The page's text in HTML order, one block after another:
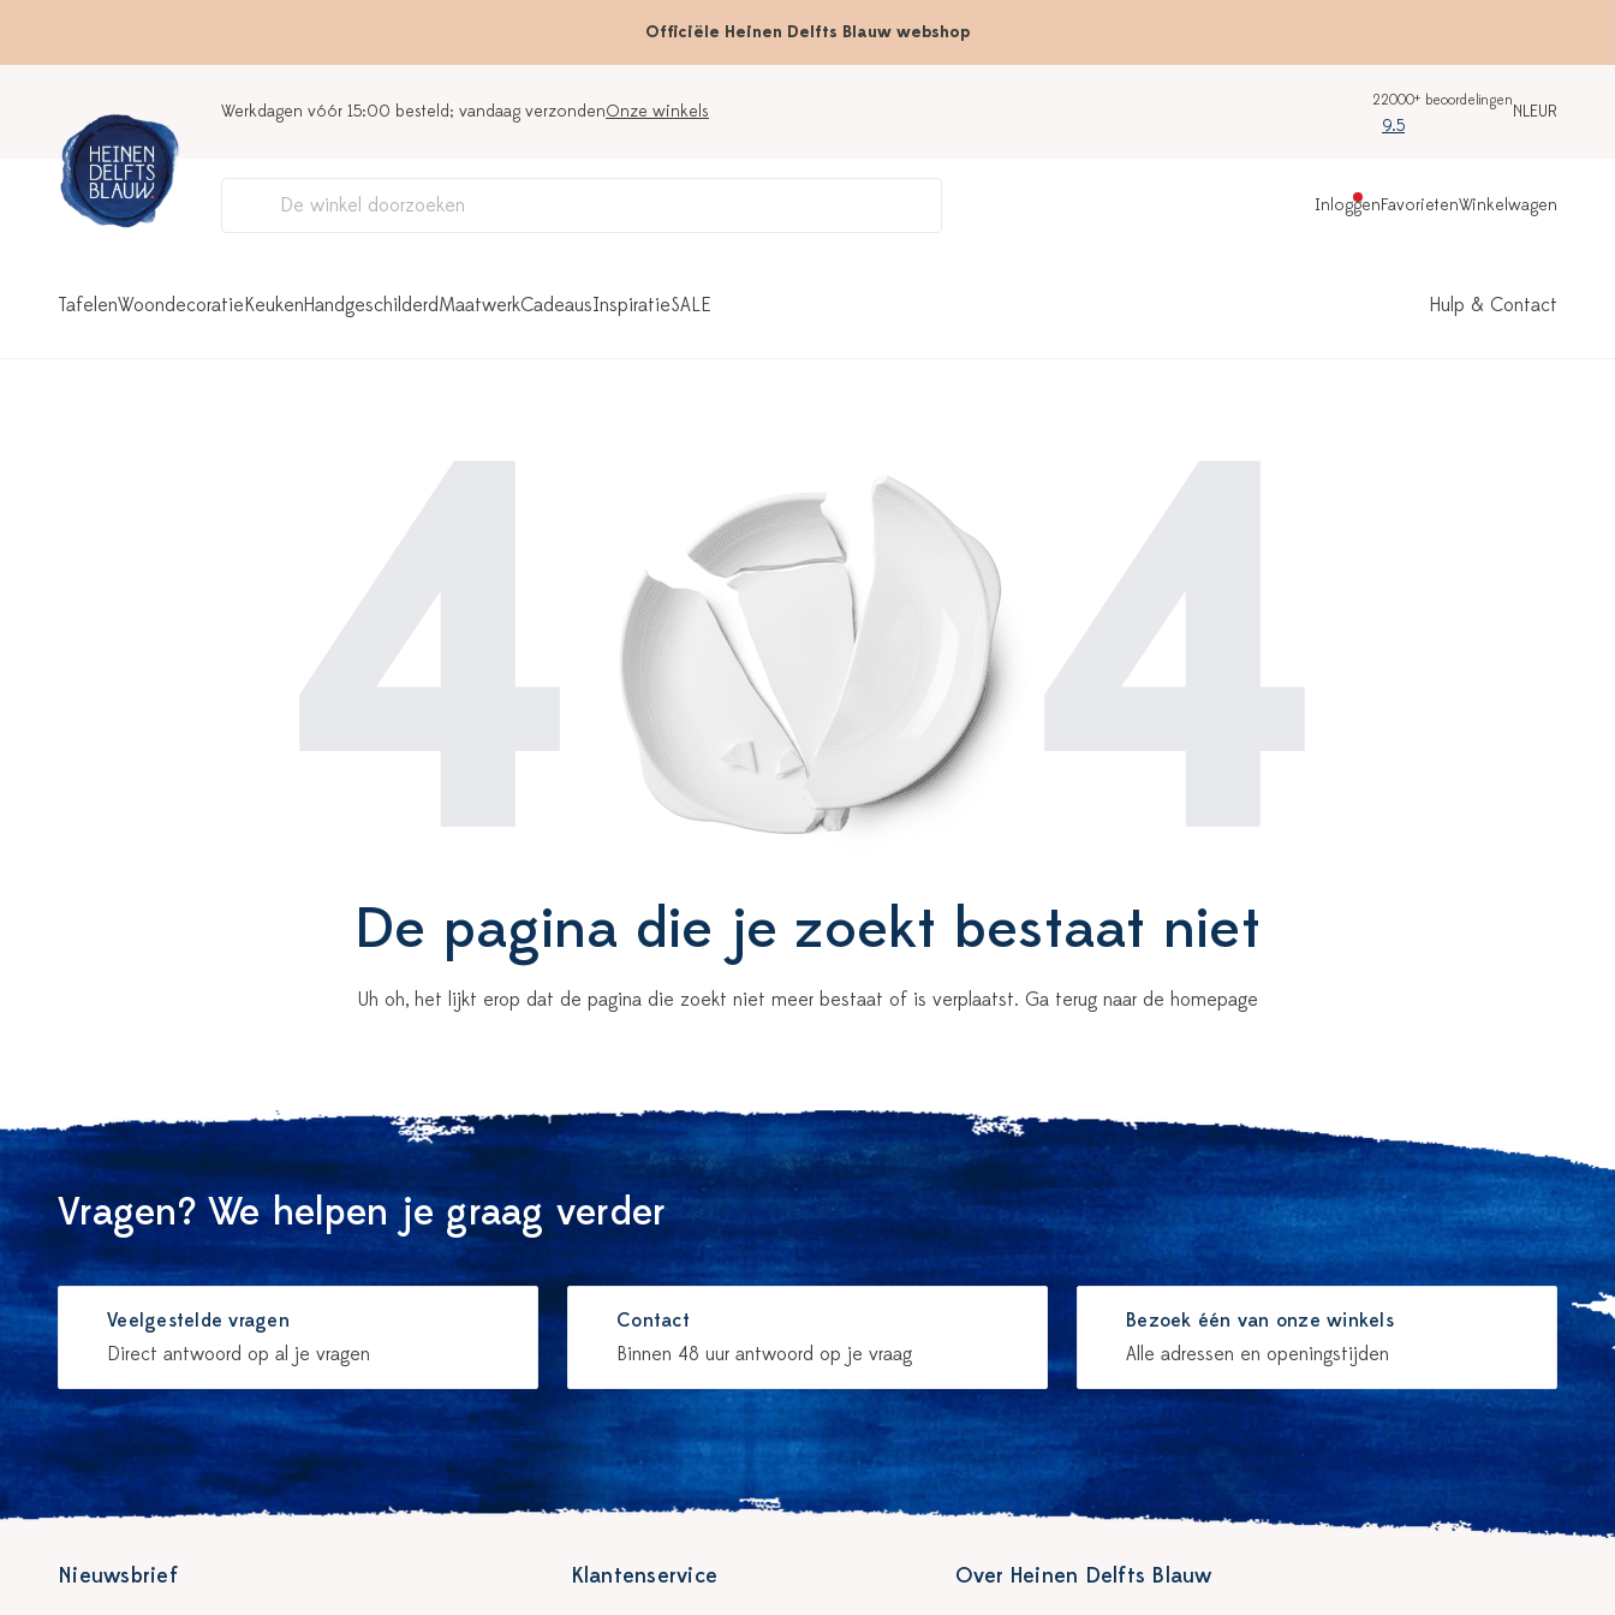
Officiële Heinen Delfts Blauw webshop
Werkdagen vóór 15:00 besteld; vandaag verzondenOnze winkels
22000+ beoordelingen
9.5
NLEUR
InloggenFavorietenWinkelwagen
TafelenWoondecoratieKeukenHandgeschilderdMaatwerkCadeausInspiratieSALE Hulp & Contact
De pagina die je zoekt bestaat niet
Uh oh, het lijkt erop dat de pagina die zoekt niet meer bestaat of is verplaatst. Ga terug naar de homepage
Vragen? We helpen je graag verder
Veelgestelde vragen
Direct antwoord op al je vragen
Contact
Binnen 48 uur antwoord op je vraag
Bezoek één van onze winkels
Alle adressen en openingstijden
Nieuwsbrief Klantenservice Over Heinen Delfts Blauw